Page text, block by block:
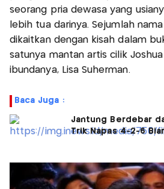
seorang pria dewasa yang
lebih tua darinya. Sejumlah
dikaitkan dengan kisah dalam
satunya mantan artis cilik
ibundanya, Lisa Suherman.
Baca Juga :
Jantung Berdebar
Trik Napas 4-2-6